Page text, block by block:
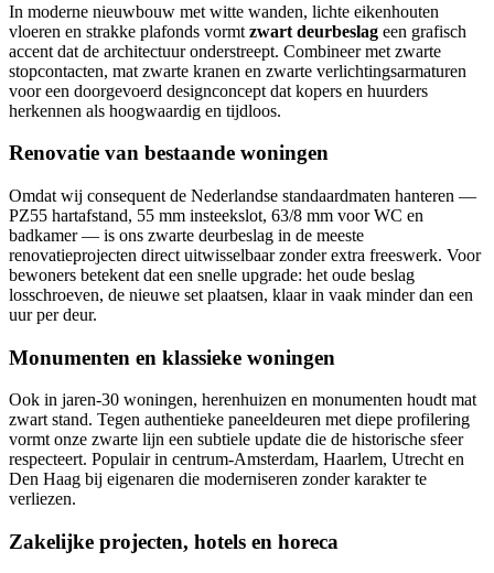
In moderne nieuwbouw met witte wanden, lichte eikenhouten
vloeren en strakke plafonds vormt zwart deurbeslag een grafisch
accent dat de architectuur onderstreept. Combineer met zwarte
stopcontacten, mat zwarte kranen en zwarte verlichtingsarmaturen
voor een doorgevoerd designconcept dat kopers en huurders
herkennen als hoogwaardig en tijdloos.
Renovatie van bestaande woningen
Omdat wij consequent de Nederlandse standaardmaten hanteren —
PZ55 hartafstand, 55 mm insteekslot, 63/8 mm voor WC en
badkamer — is ons zwarte deurbeslag in de meeste
renovatieprojecten direct uitwisselbaar zonder extra freeswerk. Voor
bewoners betekent dat een snelle upgrade: het oude beslag
losschroeven, de nieuwe set plaatsen, klaar in vaak minder dan een
uur per deur.
Monumenten en klassieke woningen
Ook in jaren-30 woningen, herenhuizen en monumenten houdt mat
zwart stand. Tegen authentieke paneeldeuren met diepe profilering
vormt onze zwarte lijn een subtiele update die de historische sfeer
respecteert. Populair in centrum-Amsterdam, Haarlem, Utrecht en
Den Haag bij eigenaren die moderniseren zonder karakter te
verliezen.
Zakelijke projecten, hotels en horeca